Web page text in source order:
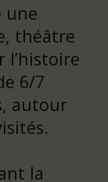
une
théâtre
l’histoire
6/7
autour
la